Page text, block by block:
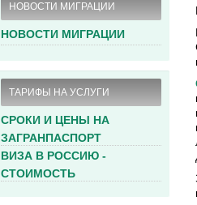
НОВОСТИ МИГРАЦИИ
НОВОСТИ МИГРАЦИИ
ТАРИФЫ НА УСЛУГИ
СРОКИ И ЦЕНЫ НА
ЗАГРАНПАСПОРТ
ВИЗА В РОССИЮ -
СТОИМОСТЬ